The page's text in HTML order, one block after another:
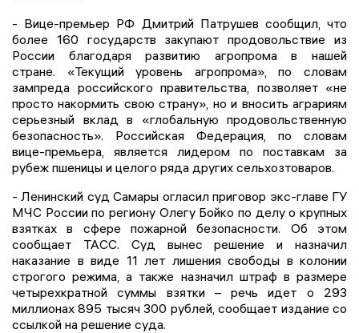
- Вице-премьер РФ Дмитрий Патрушев сообщил, что
более 160 государств закупают продовольствие из
России благодаря развитию агропрома в нашей
стране. «Текущий уровень агропрома», по словам
зампреда российского правительства, позволяет «не
просто накормить свою страну», но и вносить аграриям
серьезный вклад в «глобальную продовольственную
безопасность». Российская Федерация, по словам
вице-премьера, является лидером по поставкам за
рубеж пшеницы и целого ряда других сельхозтоваров.
- Ленинский суд Самары огласил приговор экс-главе ГУ
МЧС России по региону Олегу Бойко по делу о крупных
взятках в сфере пожарной безопасности. Об этом
сообщает ТАСС. Суд вынес решение и назначил
наказание в виде 11 лет лишения свободы в колонии
строгого режима, а также назначил штраф в размере
четырехкратной суммы взятки – речь идет о 293
миллионах 895 тысяч 300 рублей, сообщает издание со
ссылкой на решение суда.